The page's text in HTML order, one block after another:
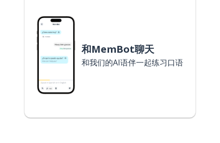
和MemBot聊天
和我们的AI语伴一起练习口语